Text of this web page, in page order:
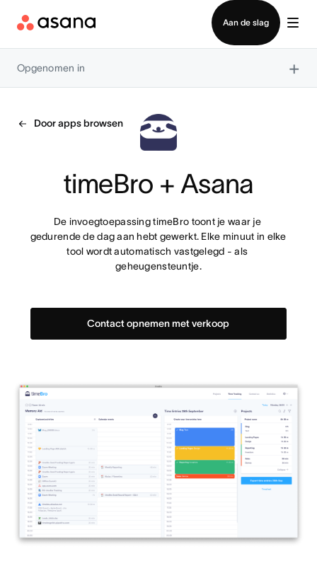
Aan de slag
Contact opnemen met verkoop
Opgenomen in ×
Door apps browsen
timeBro + Asana
De invoegtoepassing timeBro toont je waar je
gedurende de dag aan hebt gewerkt. Elke minuut in elke
tool wordt automatisch vastgelegd - als
geheugensteuntje.
Contact opnemen met verkoop